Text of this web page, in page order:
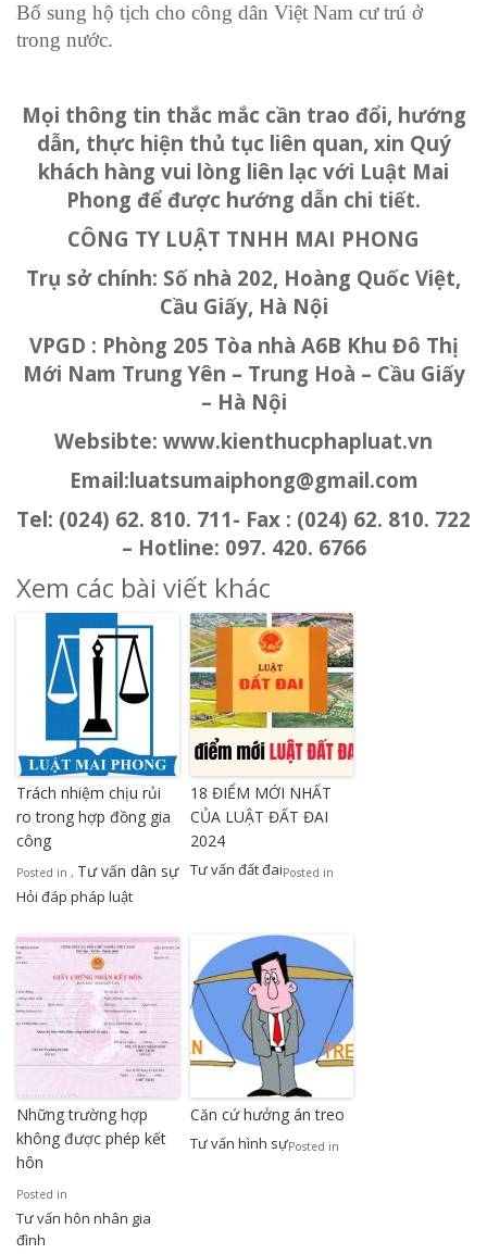
Bổ sung hộ tịch cho công dân Việt Nam cư trú ở
trong nước.
Mọi thông tin thắc mắc cần trao đổi, hướng
dẫn, thực hiện thủ tục liên quan, xin Quý
khách hàng vui lòng liên lạc với Luật Mai
Phong để được hướng dẫn chi tiết.
CÔNG TY LUẬT TNHH MAI PHONG
Trụ sở chính: Số nhà 202, Hoàng Quốc Việt,
Cầu Giấy, Hà Nội
VPGD : Phòng 205 Tòa nhà A6B Khu Đô Thị
Mới Nam Trung Yên – Trung Hoà – Cầu Giấy
– Hà Nội
Websibte: www.kienthucphapluat.vn
Email:luatsumaiphong@gmail.com
Tel: (024) 62. 810. 711- Fax : (024) 62. 810. 722
– Hotline: 097. 420. 6766
Xem các bài viết khác
Trách nhiệm chịu rủi
ro trong hợp đồng gia
công
Posted in
Hỏi đáp pháp luật
, Tư vấn dân sự
18 ĐIỂM MỚI NHẤT
CỦA LUẬT ĐẤT ĐAI
2024
Posted in
Tư vấn đất đai
Những trường hợp
không được phép kết
hôn
Posted in
Tư vấn hôn nhân gia
đình
Căn cứ hưởng án treo
Posted in
Tư vấn hình sự